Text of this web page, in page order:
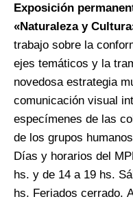
Exposición
«Naturaleza y
trabajo sobre la
ejes temáticos y la
novedosa estrategia
comunicación visual
especímenes de las
de los grupos
Días y horarios del
hs. y de 14 a 19 hs.
hs. Feriados cerrado.